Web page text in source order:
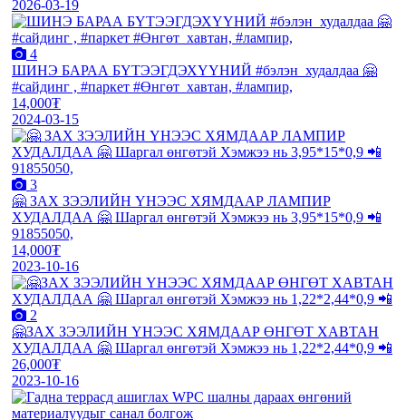
2026-03-19
4
ШИНЭ БАРАА БҮТЭЭГДЭХҮҮНИЙ #бэлэн_худалдаа 🤗
#сайдинг , #паркет #Өнгөт_хавтан, #лампир,
14,000₮
2024-03-15
3
🤗 ЗАХ ЗЭЭЛИЙН ҮНЭЭС ХЯМДААР ЛАМПИР
ХУДАЛДАА 🤗 Шаргал өнгөтэй Хэмжээ нь 3,95*15*0,9 📲
91855050,
14,000₮
2023-10-16
2
🤗ЗАХ ЗЭЭЛИЙН ҮНЭЭС ХЯМДААР ӨНГӨТ ХАВТАН
ХУДАЛДАА 🤗 Шаргал өнгөтэй Хэмжээ нь 1,22*2,44*0,9 📲
26,000₮
2023-10-16